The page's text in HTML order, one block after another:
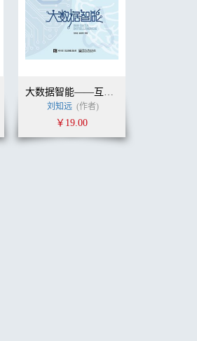
大数据智能——互联网时代的机器学习和自然语言处理技术
刘知远 (作者)
￥19.00